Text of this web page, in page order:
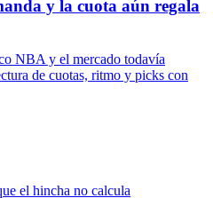
y la cuota aún regala
NBA y el mercado todavía
de cuotas, ritmo y picks con
el hincha no calcula